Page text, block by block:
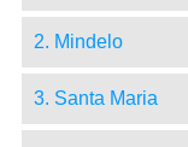
2. Mindelo
3. Santa Maria